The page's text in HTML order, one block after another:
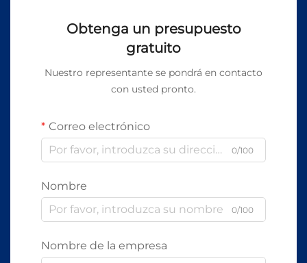
Obtenga un presupuesto
gratuito
Nuestro representante se pondrá en contacto
con usted pronto.
Correo electrónico
0/100
Nombre
0/100
Nombre de la empresa